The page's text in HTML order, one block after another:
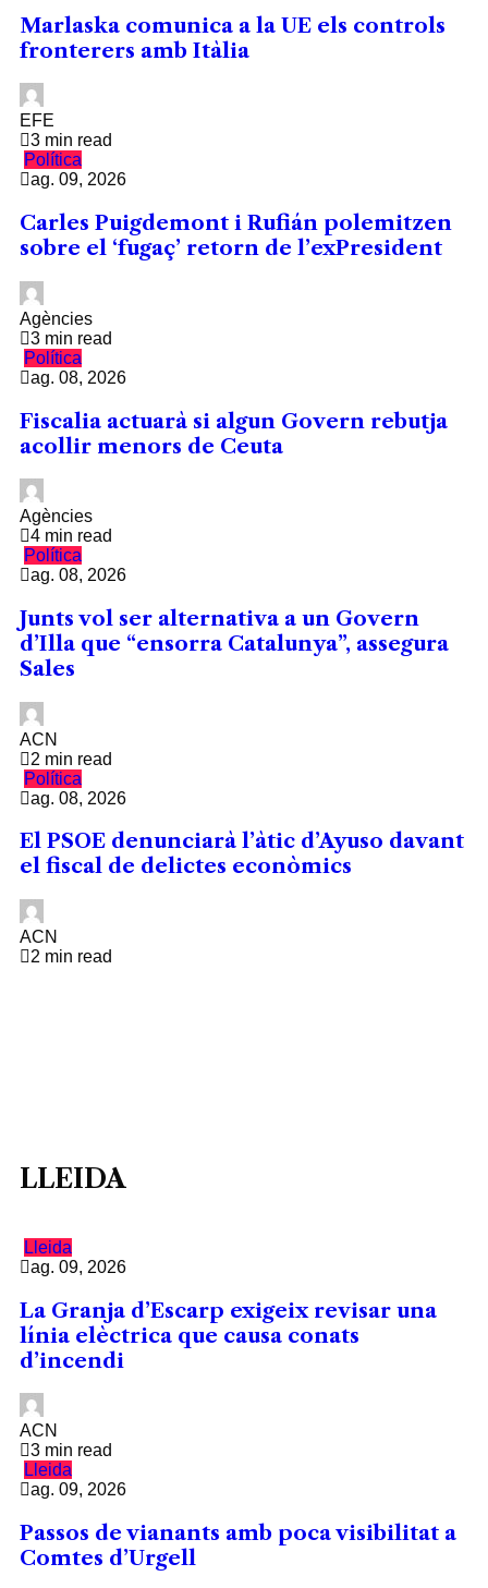
Marlaska comunica a la UE els controls
fronterers amb Itàlia
EFE
3 min read
Política
ag. 09, 2026
Carles Puigdemont i Rufián polemitzen
sobre el ‘fugaç’ retorn de l’exPresident
Agències
3 min read
Política
ag. 08, 2026
Fiscalia actuarà si algun Govern rebutja
acollir menors de Ceuta
Agències
4 min read
Política
ag. 08, 2026
Junts vol ser alternativa a un Govern
d’Illa que “ensorra Catalunya”, assegura
Sales
ACN
2 min read
Política
ag. 08, 2026
El PSOE denunciarà l’àtic d’Ayuso davant
el fiscal de delictes econòmics
ACN
2 min read
LLEIDA
Lleida
ag. 09, 2026
La Granja d’Escarp exigeix revisar una
línia elèctrica que causa conats
d’incendi
ACN
3 min read
Lleida
ag. 09, 2026
Passos de vianants amb poca visibilitat a
Comtes d’Urgell